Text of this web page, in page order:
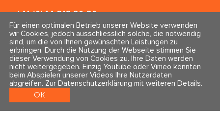
+41 (0)44 218 80 80
info@traumahealing.ch
info@polarity.se
Kontakt & Info
Newsletter
Impressum & Datenschutz
AGBs
Folge uns
Für einen optimalen Betrieb unserer Website verwenden
wir Cookies, jedoch ausschliesslich solche, die notwendig
sind, um die von Ihnen gewünschten Leistungen zu
erbringen. Durch die Nutzung der Webseite stimmen Sie
dieser Verwendung von Cookies zu. Ihre Daten werden
nicht weitergegeben. Einzig Youtube oder Vimeo könnten
beim Abspielen unserer Videos Ihre Nutzerdaten
abgreifen. Zur Datenschutzerklärung mit weiteren Details.
OK